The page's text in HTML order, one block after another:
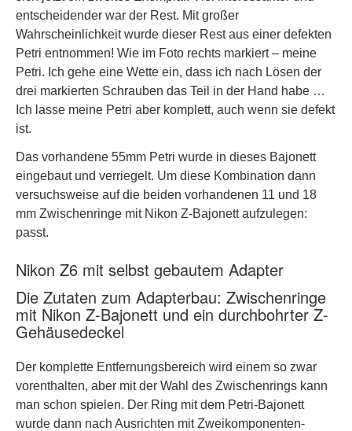
entscheidender war der Rest. Mit großer
Wahrscheinlichkeit wurde dieser Rest aus einer defekten
Petri entnommen! Wie im Foto rechts markiert – meine
Petri. Ich gehe eine Wette ein, dass ich nach Lösen der
drei markierten Schrauben das Teil in der Hand habe …
Ich lasse meine Petri aber komplett, auch wenn sie defekt
ist.
Das vorhandene 55mm Petri wurde in dieses Bajonett
eingebaut und verriegelt. Um diese Kombination dann
versuchsweise auf die beiden vorhandenen 11 und 18
mm Zwischenringe mit Nikon Z-Bajonett aufzulegen:
passt.
Nikon Z6 mit selbst gebautem Adapter
Die Zutaten zum Adapterbau: Zwischenringe
mit Nikon Z-Bajonett und ein durchbohrter Z-
Gehäusedeckel
Der komplette Entfernungsbereich wird einem so zwar
vorenthalten, aber mit der Wahl des Zwischenrings kann
man schon spielen. Der Ring mit dem Petri-Bajonett
wurde dann nach Ausrichten mit Zweikomponenten-